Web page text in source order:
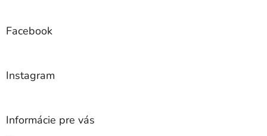
Facebook
Instagram
Informácie pre vás